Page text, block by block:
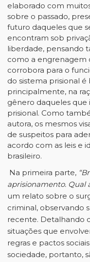
elaborado com
sobre o passado,
futuro daqueles que
encontram sob
liberdade, pensando
como a engrenagem
corrobora para o
do sistema prisional é
principalmente, na
gênero daqueles que
prisional. Como
autora, os mesmos
de suspeitos para
acordo com as leis e
brasileiro.
Na primeira parte,
aprisionamento. Qual
um relato sobre o
criminal, observando
recente. Detalhando
situações que
regras e pactos
sociedade, portanto,